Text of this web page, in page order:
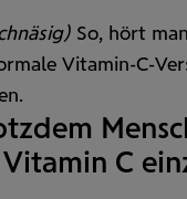
So, hört
Vitamin-C-
C